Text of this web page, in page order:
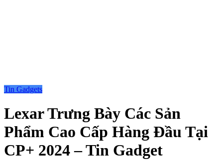
Tin Gadgets
Lexar Trưng Bày Các Sản
Phẩm Cao Cấp Hàng Đầu Tại
CP+ 2024 – Tin Gadget